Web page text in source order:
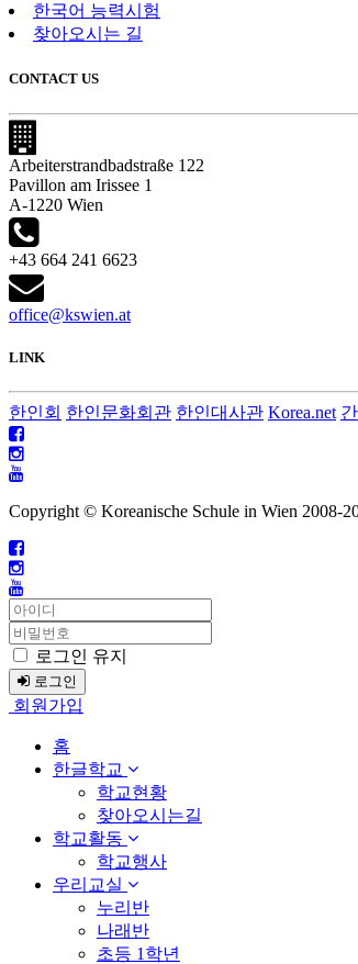
한국어 능력시험
찾아오시는 길
CONTACT US
Arbeiterstrandbadstraße 122
Pavillon am Irissee 1
A-1220 Wien
+43 664 241 6623
office@kswien.at
LINK
한인회 한인문화회관 한인대사관 Korea.net
Copyright © Koreanische Schule in Wien 2008-
로그인 유지
로그인
회원가입
홈
한글학교
학교현황
찾아오시는길
학교활동
학교행사
우리교실
누리반
나래반
초등 1학년